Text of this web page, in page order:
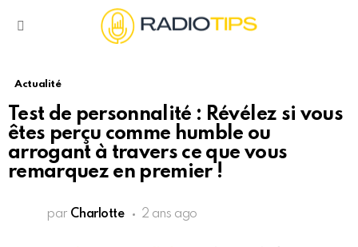
Actualité
Test de personnalité : Révélez si vous
êtes perçu comme humble ou
arrogant à travers ce que vous
remarquez en premier !
par Charlotte 2 ans ago